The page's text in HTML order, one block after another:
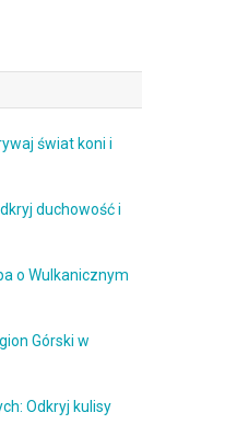
świat koni i
duchowość i
o Wulkanicznym
Górski w
Odkryj kulisy